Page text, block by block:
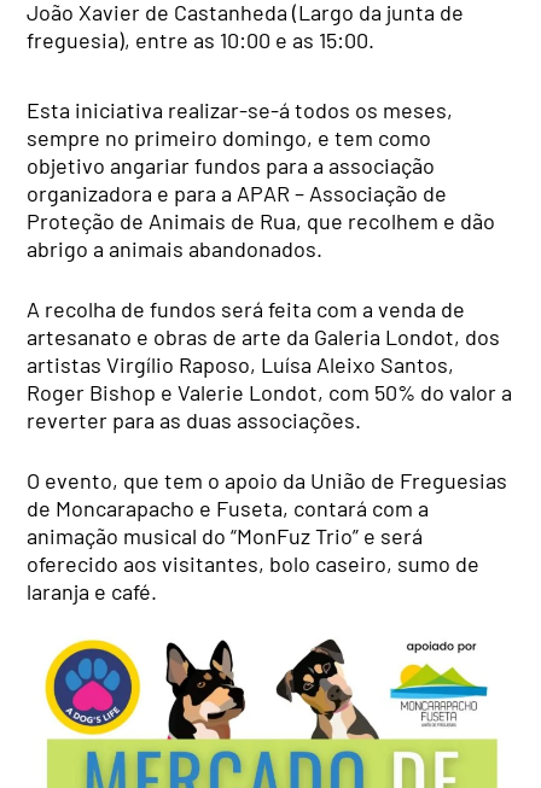
João Xavier de Castanheda (Largo da junta de
freguesia), entre as 10:00 e as 15:00.
Esta iniciativa realizar-se-á todos os meses,
sempre no primeiro domingo, e tem como
objetivo angariar fundos para a associação
organizadora e para a APAR – Associação de
Proteção de Animais de Rua, que recolhem e dão
abrigo a animais abandonados.
A recolha de fundos será feita com a venda de
artesanato e obras de arte da Galeria Londot, dos
artistas Virgílio Raposo, Luísa Aleixo Santos,
Roger Bishop e Valerie Londot, com 50% do valor a
reverter para as duas associações.
O evento, que tem o apoio da União de Freguesias
de Moncarapacho e Fuseta, contará com a
animação musical do “MonFuz Trio” e será
oferecido aos visitantes, bolo caseiro, sumo de
laranja e café.